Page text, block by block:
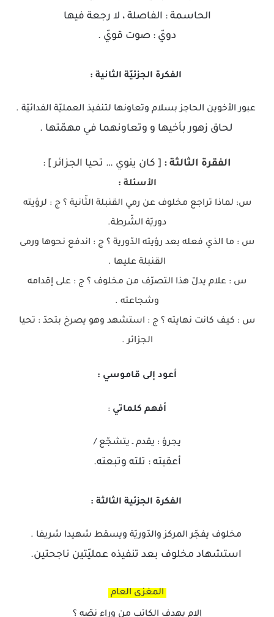
الحاسمة : الفاصلة ، لا رجعة فيها
دويّ : صوت قويّ .
الفكرة الجزئيّة الثانية :
عبور الأخوين الحاجز بسلام وتعاونها لتنفيذ العمليّة الفدائيّة .
لحاق زهور بأخيها و وتعاونهما في مهمّتها .
الفقرة الثالثة : [ كان ينوي … تحيا الجزائر ] :
الأسئلة :
س: لماذا تراجع مخلوف عن رمي القنبلة الثّانية ؟ ج : لرؤيته
دوريّة الشّرطة.
س : ما الذي فعله بعد رؤيته الدّورية ؟ ج : اندفع نحوها ورمى
القنبلة عليها .
س : علام يدلّ هذا التصرّف من مخلوف ؟ ج : على إقدامه
وشجاعته .
س : كيف كانت نهايته ؟ ج : استشهد وهو يصرخ بتحدّ : تحيا
الجزائر .
أعود إلى قاموسي :
أفهم كلماتي :
يجرؤ : يقدم ـ يتشجّع /
أعقبته : تلته وتبعته.
الفكرة الجزئية الثالثة :
مخلوف يفجّر المركز والدّوريّة ويسقط شهيدا شريفا .
استشهاد مخلوف بعد تنفيذه عمليّتين ناجحتين.
المغزى العام
إلام يهدف الكاتب من وراء نصّه ؟